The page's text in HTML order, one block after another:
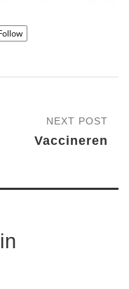
NEXT POST
Vaccineren